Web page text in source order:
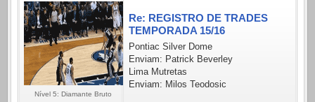
Nível 5: Diamante Bruto
Re: REGISTRO DE TRADES
TEMPORADA 15/16
Pontiac Silver Dome
Enviam: Patrick Beverley
Lima Mutretas
Enviam: Milos Teodosic